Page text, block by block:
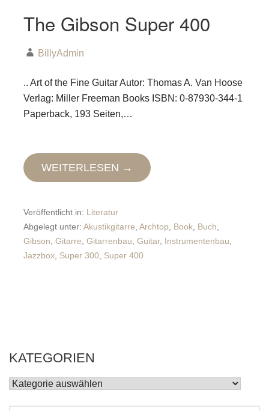
The Gibson Super 400
BillyAdmin
.. Art of the Fine Guitar Autor: Thomas A. Van Hoose
Verlag: Miller Freeman Books ISBN: 0-87930-344-1
Paperback, 193 Seiten,…
WEITERLESEN →
Veröffentlicht in: Literatur
Abgelegt unter: Akustikgitarre Archtop Book Buch
Gibson Gitarre Gitarrenbau Guitar, Instrumentenbau
Jazzbox Super 300 Super 400
KATEGORIEN
KATEGORIEN